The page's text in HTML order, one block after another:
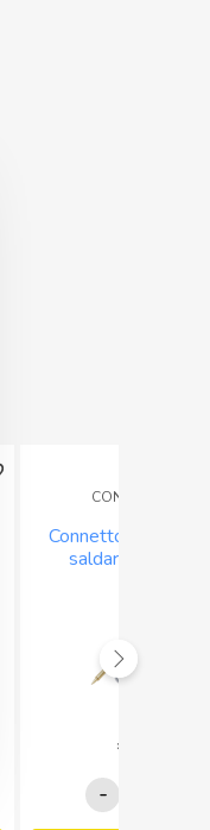
CONNETTORI RF
Connettore
saldare per
€
-